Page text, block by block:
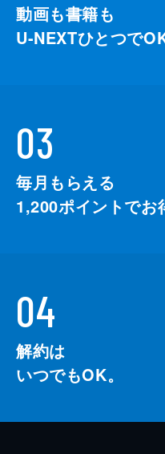
動画も書籍も
U-NEXTひとつでOK
03
毎月もらえる
1,200ポイントでお
04
解約は
いつでもOK。